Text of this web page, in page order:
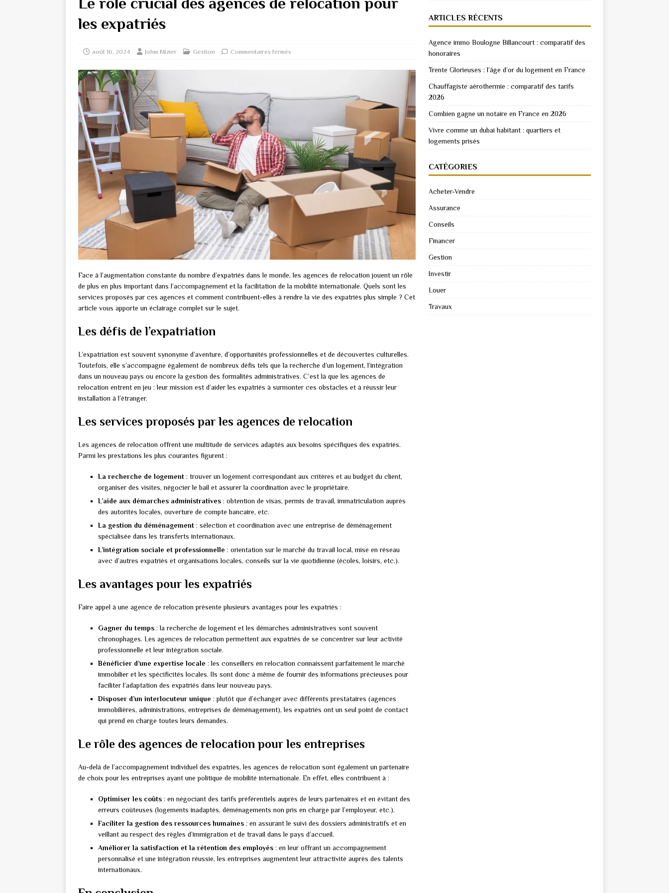
les expatriés
août 16, 2024 Johm Mizier Gestion Commentaires fermés
Face à l’augmentation constante du nombre d’expatriés dans le monde, les agences de relocation jouent un rôle
de plus en plus important dans l’accompagnement et la facilitation de la mobilité internationale. Quels sont les
services proposés par ces agences et comment contribuent-elles à rendre la vie des expatriés plus simple ? Cet
article vous apporte un éclairage complet sur le sujet.
Les défis de l’expatriation
L’expatriation est souvent synonyme d’aventure, d’opportunités professionnelles et de découvertes culturelles.
Toutefois, elle s’accompagne également de nombreux défis tels que la recherche d’un logement, l’intégration
dans un nouveau pays ou encore la gestion des formalités administratives. C’est là que les agences de
relocation entrent en jeu : leur mission est d’aider les expatriés à surmonter ces obstacles et à réussir leur
installation à l’étranger.
Les services proposés par les agences de relocation
Les agences de relocation offrent une multitude de services adaptés aux besoins spécifiques des expatriés.
Parmi les prestations les plus courantes figurent :
La recherche de logement : trouver un logement correspondant aux critères et au budget du client,
organiser des visites, négocier le bail et assurer la coordination avec le propriétaire.
L’aide aux démarches administratives : obtention de visas, permis de travail, immatriculation auprès
des autorités locales, ouverture de compte bancaire, etc.
La gestion du déménagement : sélection et coordination avec une entreprise de déménagement
spécialisée dans les transferts internationaux.
L’intégration sociale et professionnelle : orientation sur le marché du travail local, mise en réseau
avec d’autres expatriés et organisations locales, conseils sur la vie quotidienne (écoles, loisirs, etc.).
Les avantages pour les expatriés
Faire appel à une agence de relocation présente plusieurs avantages pour les expatriés :
Gagner du temps : la recherche de logement et les démarches administratives sont souvent
chronophages. Les agences de relocation permettent aux expatriés de se concentrer sur leur activité
professionnelle et leur intégration sociale.
Bénéficier d’une expertise locale : les conseillers en relocation connaissent parfaitement le marché
immobilier et les spécificités locales. Ils sont donc à même de fournir des informations précieuses pour
faciliter l’adaptation des expatriés dans leur nouveau pays.
Disposer d’un interlocuteur unique : plutôt que d’échanger avec différents prestataires (agences
immobilières, administrations, entreprises de déménagement), les expatriés ont un seul point de contact
qui prend en charge toutes leurs demandes.
Le rôle des agences de relocation pour les entreprises
Au-delà de l’accompagnement individuel des expatriés, les agences de relocation sont également un partenaire
de choix pour les entreprises ayant une politique de mobilité internationale. En effet, elles contribuent à :
Optimiser les coûts : en négociant des tarifs préférentiels auprès de leurs partenaires et en évitant des
erreurs coûteuses (logements inadaptés, déménagements non pris en charge par l’employeur, etc.).
Faciliter la gestion des ressources humaines : en assurant le suivi des dossiers administratifs et en
veillant au respect des règles d’immigration et de travail dans le pays d’accueil.
Améliorer la satisfaction et la rétention des employés : en leur offrant un accompagnement
personnalisé et une intégration réussie, les entreprises augmentent leur attractivité auprès des talents
internationaux.
ARTICLES RÉCENTS
Agence immo Boulogne Billancourt : comparatif des
honoraires
Trente Glorieuses : l’âge d’or du logement en France
Chauffagiste aérothermie : comparatif des tarifs
2026
Combien gagne un notaire en France en 2026
Vivre comme un dubai habitant : quartiers et
logements prisés
CATÉGORIES
Acheter-Vendre
Assurance
Conseils
Financer
Gestion
Investir
Louer
Travaux